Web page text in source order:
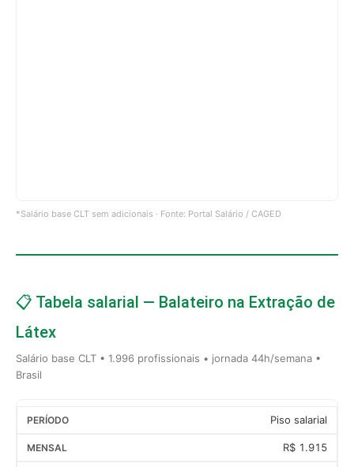
*Salário base CLT sem adicionais · Fonte: Portal Salário / CAGED
📋 Tabela salarial — Balateiro na Extração de
Látex
Salário base CLT • 1.996 profissionais • jornada 44h/semana •
Brasil
Piso salarial
R$ 1.915